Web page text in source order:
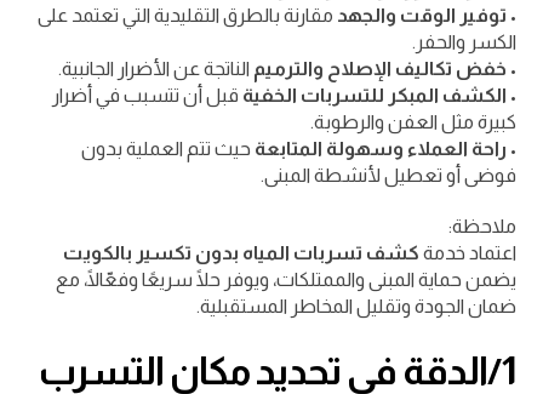
• توفير الوقت والجهد مقارنة بالطرق التقليدية التي تعتمد على
الكسر والحفر.
• خفض تكاليف الإصلاح والترميم الناتجة عن الأضرار الجانبية.
• الكشف المبكر للتسربات الخفية قبل أن تتسبب في أضرار
كبيرة مثل العفن والرطوبة.
• راحة العملاء وسهولة المتابعة حيث تتم العملية بدون
فوضى أو تعطيل لأنشطة المبنى.
ملاحظة:
اعتماد خدمة كشف تسربات المياه بدون تكسير بالكويت
يضمن حماية المبنى والممتلكات، ويوفر حلًا سريعًا وفعّالًا، مع
ضمان الجودة وتقليل المخاطر المستقبلية.
1/الدقة في تحديد مكان التسرب